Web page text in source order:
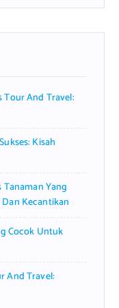
Tour And Travel:
Kisah
Tanaman Yang
Kecantikan
Cocok Untuk
And Travel: